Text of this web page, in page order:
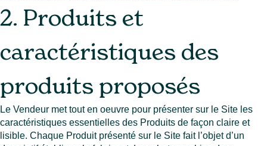
2. Produits et
caractéristiques des
produits proposés
Le Vendeur met tout en oeuvre pour présenter sur le Site les
caractéristiques essentielles des Produits de façon claire et
lisible. Chaque Produit présenté sur le Site fait l’objet d’un